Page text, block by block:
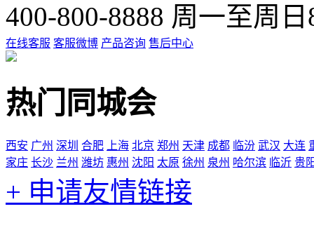
400-800-8888 周一至周
在线客服 客服微博 产品咨询 售后中心
热门同城会
西安 广州 深圳 合肥 上海 北京 郑州 天津 成都 临汾 武汉 大连
家庄 长沙 兰州 潍坊 惠州 沈阳 太原 徐州 泉州 哈尔滨 临沂 贵
+ 申请友情链接